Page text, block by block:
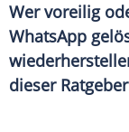
Wer voreilig
WhatsApp
dieser